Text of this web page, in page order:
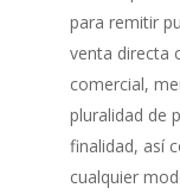
para remitir
venta directa
comercial,
pluralidad de
finalidad, así
cualquier